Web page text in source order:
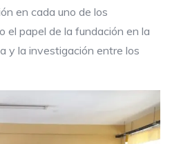
en cada uno de los
el papel de la fundación en la
y la investigación entre los